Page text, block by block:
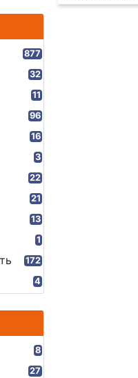
877
32
11
96
16
3
22
21
13
1
172
4
8
27